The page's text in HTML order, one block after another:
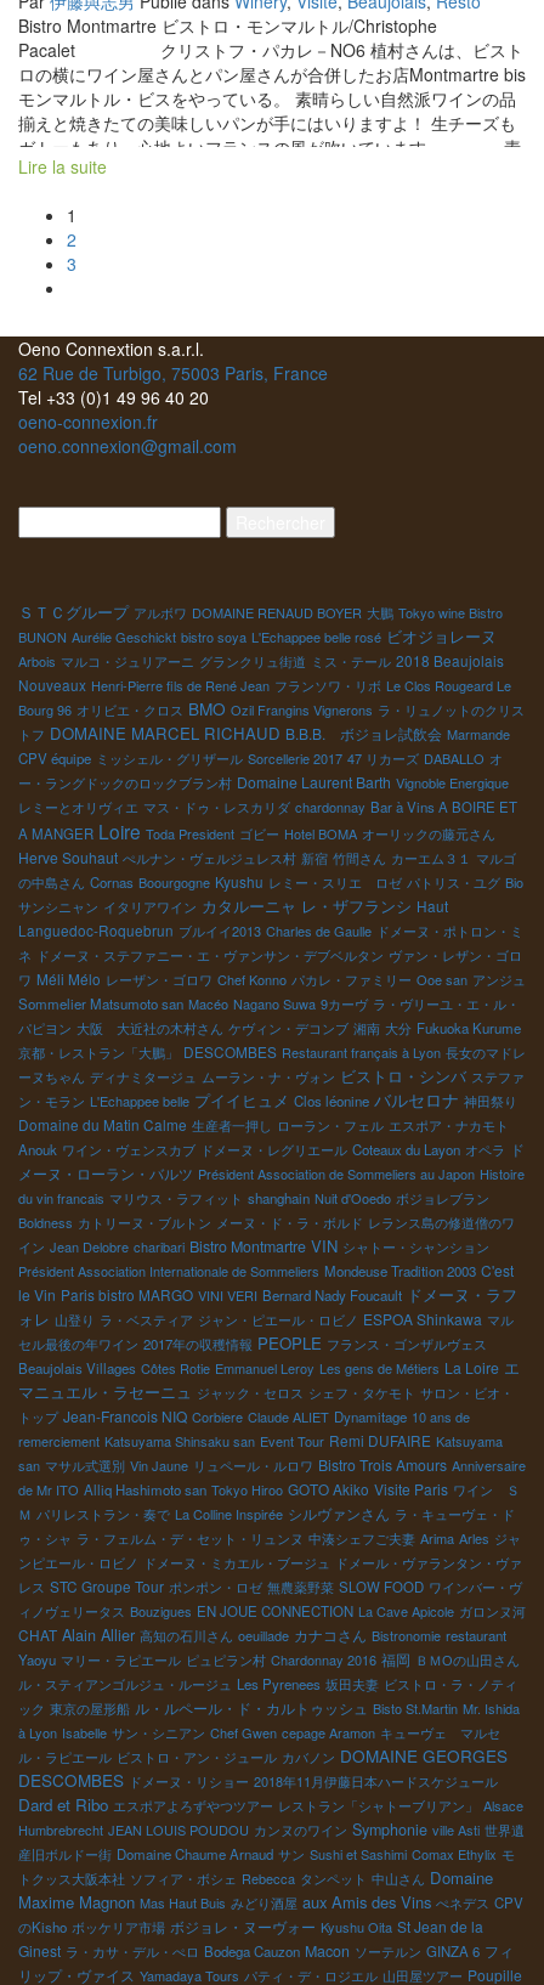
る。またお互いのキャラクターの違い、人によってワインは変わ
る。面白い。 続く。。。 筆：竹下
Bistro Montmartre ビストロ・モンマルトル/Christophe
Pacalet クリストフ・パカレ－NO6 植村さんは、ビスト
ロの横にワイン屋さんとパン屋さんが合併したお店Montmartre bis
モンマルトル・ビスをやっている。 素晴らしい自然派ワインの品
揃えと焼きたての美味しいパンが手にはいりますよ！ 生チーズも
ガトーもあり、心地よいフランスの風が吹いています。 素
晴らしい自然派ワインの品揃えと焼きたての美味しいパンが手に
が吹いています。 パリにあってもおかしくない品揃え。 クリス
トフ・パカレも驚くワインがズラリと並んでいる。 台湾の自然派
ワインインポーターのレベッカさんが大好きなパルティーダ・ク
ルーズの“TS”もあり。 クリストフのおじさんマ
さん！ 沖縄の旅に来た人へ、 ここで自然派ワインを仕入れて沖縄
の海でやるのも最高ですよ。
Lire la suite
Posts
navigation
1
2
3
Oeno Connextion s.a.r.l.
62 Rue de Turbigo, 75003 Paris, France
Tel +33 (0)1 49 96 40 20
oeno-connexion.fr
oeno.connexion@gmail.com
ＳＴＣグループ アルボワ DOMAINE RENAUD BOYER 大鵬 Tokyo wine Bistro
BUNON Aurélie Geschickt bistro soya L'Echappee belle rosé ビオジョレーヌ
Arbois マルコ・ジュリアーニ グランクリュ街道 ミス・テール 2018 Beaujolais
Nouveaux Henri-Pierre fils de René Jean フランソワ・リボ Le Clos Rougeard Le
Bourg 96 オリビエ・クロス BMO Ozil Frangins Vignerons ラ・リュノットのクリス
トフ DOMAINE MARCEL RICHAUD B.B.B. ボジョレ試飲会 Marmande
CPV équipe ミッシェル・グリザール Sorcellerie 2017 47 リカーズ DABALLO オ
ー・ラングドックのロックブラン村 Domaine Laurent Barth Vignoble Energique
レミーとオリヴィエ マス・ドゥ・レスカリダ chardonnay Bar à Vins A BOIRE ET
A MANGER Loire Toda President ゴビー Hotel BOMA オーリックの藤元さん
Herve Souhaut ぺルナン・ヴェルジュレス村 新宿 竹間さん カーエム３１
マルゴ
の中島さん Cornas Boourgogne Kyushu レミー・スリエ ロゼ パトリス・ユグ Bio
サンシニャン イタリアワイン カタルーニャ レ・ザフランシ Haut
Languedoc-Roquebrun ブルイイ2013 Charles de Gaulle ドメーヌ・ポトロン・ミ
ネ ドメーヌ・ステファニー・エ・ヴァンサン・デブベルタン ヴァン・レザン・ゴロ
ワ Méli Mélo レーザン・ゴロワ Chef Konno パカレ・ファミリー Ooe san アンジュ
Sommelier Matsumoto san Macéo Nagano Suwa 9カーヴ ラ・ヴリーユ・エ・ル・
パピヨン 大阪 大近社の木村さん ケヴィン・デコンブ 湘南 大分 Fukuoka Kurume
京都・レストラン「大鵬」
DESCOMBES Restaurant français à Lyon 長女のマドレ
ーヌちゃん ディナミタージュ ムーラン・ナ・ヴォン ビストロ・シンバ ステファ
ン・モラン L'Echappee belle プイイヒュメ Clos léonine バルセロナ 神田祭り
Domaine du Matin Calme 生産者一押し ローラン・フェル エスポア・ナカモト
Anouk ワイン・ヴェンスカブ ドメーヌ・レグリエール Coteaux du Layon オペラ
ド
メーヌ・ローラン・バルツ Président Association de Sommeliers au Japon Histoire
du vin francais マリウス・ラフィット shanghain Nuit d'Ooedo ボジョレブラン
Boldness カトリーヌ・ブルトン メーヌ・ド・ラ・ボルド レランス島の修道僧のワ
イン Jean Delobre charibari Bistro Montmartre VIN シャトー・シャンション
Président Association Internationale de Sommeliers Mondeuse Tradition 2003 C'est
le Vin Paris bistro MARGO VINI VERI Bernard Nady Foucault ドメーヌ・ラフ
ォレ 山登り ラ・ベスティア ジャン・ピエール・ロビノ ESPOA Shinkawa マル
セル最後の年ワイン 2017年の収穫情報 PEOPLE フランス・ゴンザルヴェス
Beaujolais Villages Côtes Rotie Emmanuel Leroy Les gens de Métiers La Loire エ
マニュエル・ラセーニュ ジャック・セロス シェフ・タケモト サロン・ビオ・
トップ Jean-Francois NIQ Corbiere Claude ALIET Dynamitage 10 ans de
remerciement Katsuyama Shinsaku san Event Tour Remi DUFAIRE Katsuyama
san マサル式選別 Vin Jaune リュペール・ルロワ Bistro Trois Amours Anniversaire
de Mr ITO Alliq Hashimoto san Tokyo Hiroo GOTO Akiko Visite Paris ワイン Ｓ
Ｍ パリレストラン・奏で La Colline Inspirée シルヴァンさん ラ・キューヴェ・ド
ゥ・シャ ラ・フェルム・デ・セット・リュンヌ 中湊シェフご夫妻 Arima Arles ジャ
ンピエール・ロビノ
ドメーヌ・ミカエル・ブージュ
ドメール・ヴァランタン・ヴァ
レス STC Groupe Tour ポンポン・ロゼ 無農薬野菜 SLOW FOOD ワインバー・ヴ
ィノヴェリータス Bouzigues EN JOUE CONNECTION La Cave Apicole ガロンヌ河
CHAT Alain Allier 高知の石川さん oeuillade カナコさん Bistronomie restaurant
Yaoyu マリー・ラピエール ピュピラン村 Chardonnay 2016 福岡 ＢＭОの山田さん
ル・スティアンゴルジュ・ルージュ Les Pyrenees 坂田夫妻 ビストロ・ラ・ノティ
ック 東京の屋形船 ル・ルペール・ド・カルトゥッシュ Bisto St.Martin Mr. Ishida
à Lyon Isabelle サン・シニアン Chef Gwen cepage Aramon キューヴェ マルセ
ル・ラピエール ビストロ・アン・ジュール カバノン DOMAINE GEORGES
DESCOMBES ドメーヌ・リショー 2018年11月伊藤日本ハードスケジュール
Dard et Ribo エスポアよろずやつツアー レストラン「シャトーブリアン」
Alsace
Humbrebrecht JEAN LOUIS POUDOU カンヌのワイン Symphonie ville Asti 世界遺
産旧ボルドー街 Domaine Chaume Arnaud サン Sushi et Sashimi Comax Ethylix モ
トクッス大阪本社 ソフィア・ボシェ Rebecca タンペット 中山さん Domaine
Maxime Magnon Mas Haut Buis みどり酒屋 aux Amis des Vins ぺネデス CPV
のKisho ボッケリア市場 ボジョレ・ヌーヴォー Kyushu Oita St Jean de la
Ginest ラ・カサ・デル・ぺロ Bodega Cauzon Macon ソーテルン GINZA 6 フィ
リップ・ヴァイス Yamadaya Tours パティ・デ・ロジエル 山田屋ツアー Poupille